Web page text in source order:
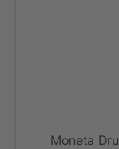
Moneta